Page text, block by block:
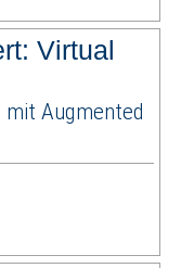
Virtual
mit Augmented